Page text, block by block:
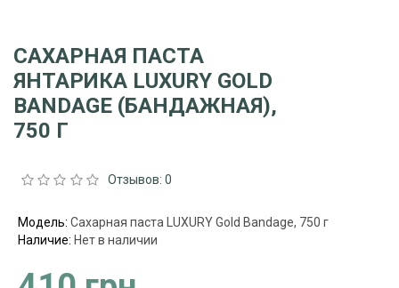
САХАРНАЯ ПАСТА
ЯНТАРИКА LUXURY GOLD
BANDAGE (БАНДАЖНАЯ),
750 Г
Отзывов: 0
Модель: Сахарная паста LUXURY Gold Bandage, 750 г
Наличие: Нет в наличии